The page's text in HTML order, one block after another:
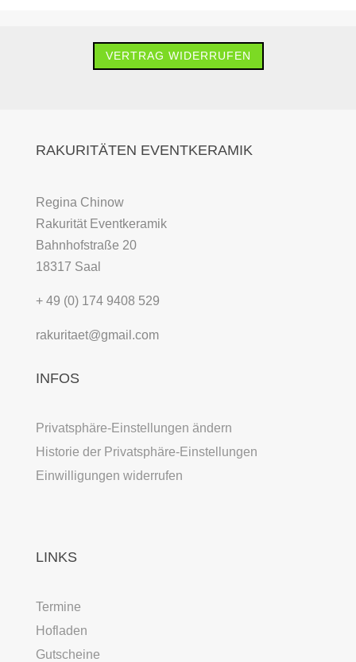
VERTRAG WIDERRUFEN
RAKURITÄTEN EVENTKERAMIK
Regina Chinow
Rakurität Eventkeramik
Bahnhofstraße 20
18317 Saal
+ 49 (0) 174 9408 529
rakuritaet@gmail.com
INFOS
Privatsphäre-Einstellungen ändern
Historie der Privatsphäre-Einstellungen
Einwilligungen widerrufen
LINKS
Termine
Hofladen
Gutscheine